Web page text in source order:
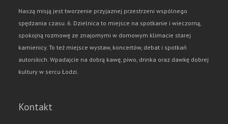
Naszą misją jest tworzenie przyjaznej przestrzeni wspólnego
spędzania czasu. 6. Dzielnica to miejsce na spotkanie i wieczorną,
spokojną rozmowę ze znajomymi w domowym klimacie starej
kamienicy. To też miejsce wystaw, koncertów, debat i spotkań
autorskich. Wpadajcie na dobrą kawę, piwo, drinka oraz dawkę dobrej
kultury w sercu Łodzi.
Kontakt